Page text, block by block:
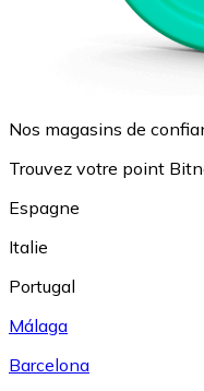
Nos magasins de
Trouvez votre point
Espagne
Italie
Portugal
Málaga
Barcelona